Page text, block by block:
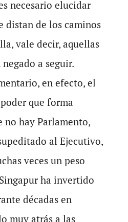
necesario elucidar
distan de los caminos
vale decir, aquellas
negado a seguir.
en efecto, el
que forma
no hay Parlamento,
al Ejecutivo,
veces un peso
ha invertido
décadas en
muy atrás a las